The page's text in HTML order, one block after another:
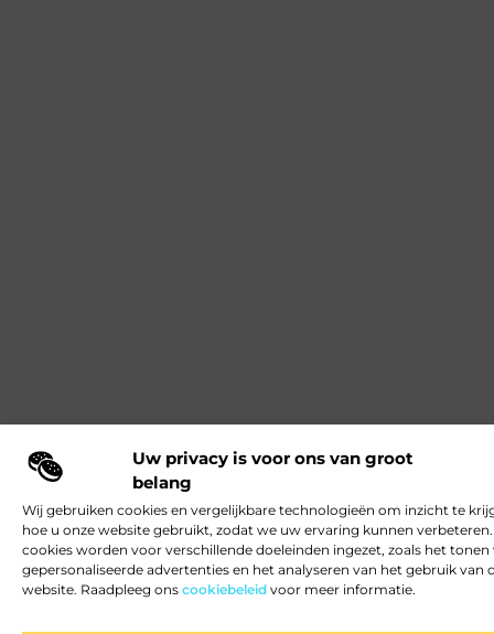
Uw privacy is voor ons van groot
belang
Wij gebruiken cookies en vergelijkbare technologieën om inzicht te
hoe u onze website gebruikt, zodat we uw ervaring kunnen verbeteren.
cookies worden voor verschillende doeleinden ingezet, zoals het tonen
gepersonaliseerde advertenties en het analyseren van het gebruik van
website. Raadpleeg ons cookiebeleid voor meer informatie.